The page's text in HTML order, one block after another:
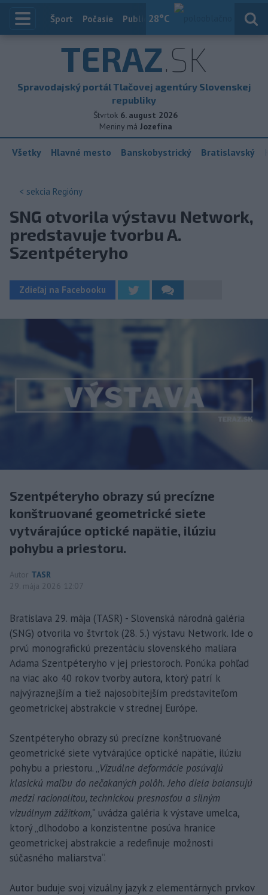
28°C
Index
Šport Počasie Publicistika
TERAZ.SK
Spravodajský portál Tlačovej agentúry Slovenskej
republiky
Štvrtok 6. august 2026
Meniny má Jozefína
Všetky Hlavné mesto Banskobystrický Bratislavský
< sekcia Regióny
SNG otvorila výstavu Network,
predstavuje tvorbu A.
Szentpéteryho
Zdieľaj na Facebooku
Szentpéteryho obrazy sú precízne
konštruované geometrické siete
vytvárajúce optické napätie, ilúziu
pohybu a priestoru.
Autor TASR
29. mája 2026 12:07
Bratislava 29. mája (TASR) - Slovenská národná galéria
(SNG) otvorila vo štvrtok (28. 5.) výstavu Network. Ide o
prvú monografickú prezentáciu slovenského maliara
Adama Szentpéteryho v jej priestoroch. Ponúka pohľad
na viac ako 40 rokov tvorby autora, ktorý patrí k
najvýraznejším a tiež najosobitejším predstaviteľom
geometrickej abstrakcie v strednej Európe.
Szentpéteryho obrazy sú precízne konštruované
geometrické siete vytvárajúce optické napätie, ilúziu
pohybu a priestoru. „Vizuálne deformácie posúvajú
klasickú maľbu do nečakaných polôh. Jeho diela balansujú
medzi racionalitou, technickou presnosťou a silným
vizuálnym zážitkom,“ uvádza galéria k výstave umelca,
ktorý „dlhodobo a konzistentne posúva hranice
geometrickej abstrakcie a redefinuje možnosti
súčasného maliarstva“.
Autor buduje svoj vizuálny jazyk z elementárnych prvkov